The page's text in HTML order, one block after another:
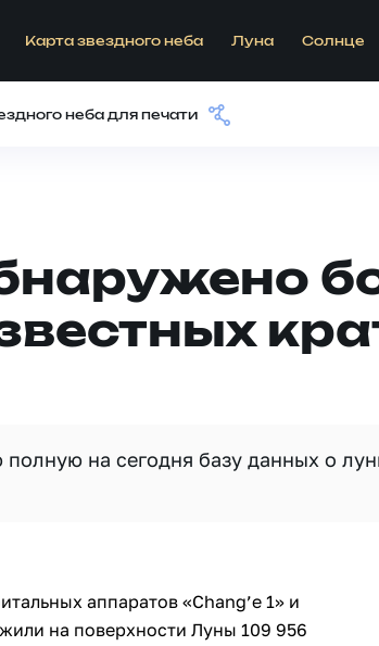
Карта звездного неба Луна Солнце
неба для печати
на сегодня базу данных о
аппаратов «Chang’e 1» и
на поверхности Луны 109 956